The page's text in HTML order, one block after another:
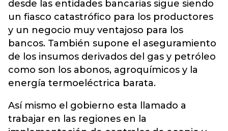
desde las entidades bancarias sigue siendo
un fiasco catastrófico para los productores
y un negocio muy ventajoso para los
bancos. También supone el aseguramiento
de los insumos derivados del gas y petróleo
como son los abonos, agroquímicos y la
energía termoeléctrica barata.
Así mismo el gobierno esta llamado a
trabajar en las regiones en la